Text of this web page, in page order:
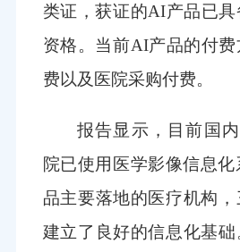
类证，获证的AI产品已
资格。当前AI产品的付
费以及医院采购付费。
报告显示，目前国
院已使用医学影像信息
品主要落地的医疗机构
建立了良好的信息化基础